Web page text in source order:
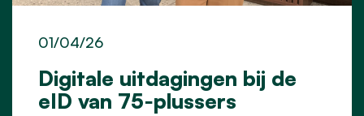
Digitale uitdagingen bij de
eID van 75‑plussers
01/04/26